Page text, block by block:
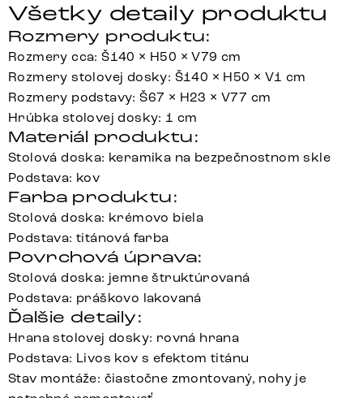
Všetky detaily produktu
Rozmery produktu:
Rozmery cca: Š140 × H50 × V79 cm
Rozmery stolovej dosky: Š140 × H50 × V1 cm
Rozmery podstavy: Š67 × H23 × V77 cm
Hrúbka stolovej dosky: 1 cm
Materiál produktu:
Stolová doska: keramika na bezpečnostnom skle
Podstava: kov
Farba produktu:
Stolová doska: krémovo biela
Podstava: titánová farba
Povrchová úprava:
Stolová doska: jemne štruktúrovaná
Podstava: práškovo lakovaná
Ďalšie detaily:
Hrana stolovej dosky: rovná hrana
Podstava: Livos kov s efektom titánu
Stav montáže: čiastočne zmontovaný, nohy je